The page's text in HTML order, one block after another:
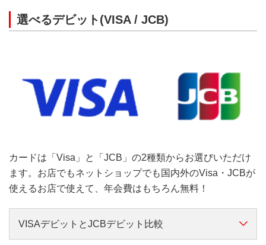
選べるデビット(VISA / JCB)
カードは「Visa」と「JCB」の2種類からお選びいただけ
ます。お店でもネットショップでも国内外のVisa・JCBが
使えるお店で使えて、年会費はもちろん無料！
VISAデビットとJCBデビット比較